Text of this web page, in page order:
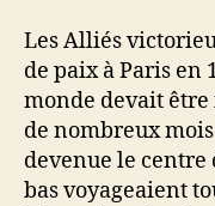
Les Alliés
de paix à Paris en
monde devait
de nombreux
devenue le centre
bas voyageaient